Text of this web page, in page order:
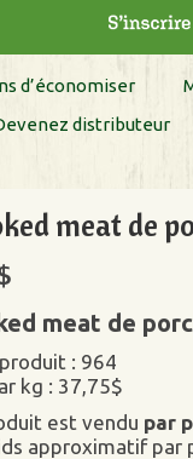
d’économiser
distributeur
meat de
meat de porc
: 964
kg : 37,75$
est vendu par
approximatif par